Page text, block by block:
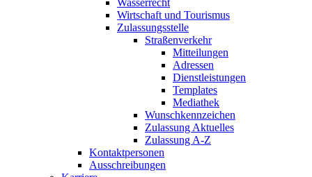
Wasserrecht
Wirtschaft und Tourismus
Zulassungsstelle
Straßenverkehr
Mitteilungen
Adressen
Dienstleistungen
Templates
Mediathek
Wunschkennzeichen
Zulassung Aktuelles
Zulassung A-Z
Kontaktpersonen
Ausschreibungen